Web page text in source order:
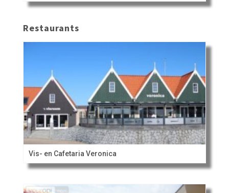
Restaurants
Vis- en Cafetaria Veronica